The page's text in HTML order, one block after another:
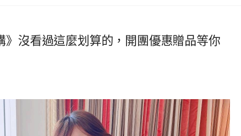
》沒看過這麼划算的，開團優惠贈品等你